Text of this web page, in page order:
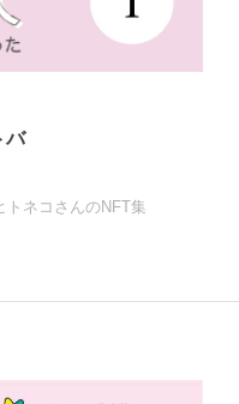
バ
トネコさんのNFT集